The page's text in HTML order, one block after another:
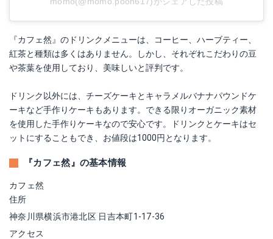
『カフェ然』のドリンクメニューは、コーヒー、ハーブティー、
紅茶と種類は多くはありません。しかし、それぞれこだわりの豆
や茶葉を使用しており、美味しいと評判です。
ドリンク以外には、チーズケーキとキャラメルバナナパウンドケ
ーキなど手作りケーキもあります。できる限りオーガニック素材
を使用した手作りケーキなので安心です。ドリンクとケーキはセ
ットにすることもでき、お値段は1000円となります。
『カフェ然』の基本情報
カフェ然
住所
神奈川県横浜市港北区 日吉本町1-17-36
アクセス